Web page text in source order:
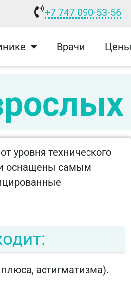
+7 747 090-53-56
Врачи Цены
уровня технического
оснащены самым
астигматизма).